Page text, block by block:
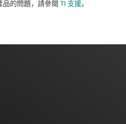
品的問題，請參閱 TI 支援。​​​​​​​​​​​​​​